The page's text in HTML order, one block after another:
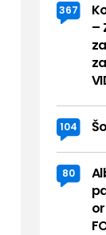
367
–
104
80